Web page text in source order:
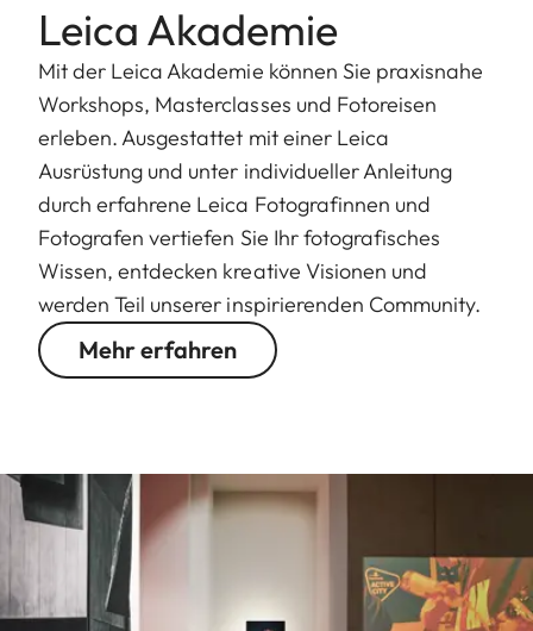
Leica Akademie
Mit der Leica Akademie können Sie praxisnahe
Workshops, Masterclasses und Fotoreisen
erleben. Ausgestattet mit einer Leica
Ausrüstung und unter individueller Anleitung
durch erfahrene Leica Fotografinnen und
Fotografen vertiefen Sie Ihr fotografisches
Wissen, entdecken kreative Visionen und
werden Teil unserer inspirierenden Community.
Mehr erfahren